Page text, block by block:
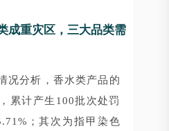
成重灾区，三大品类需
况分析，香水类产品的
累计产生100批次处罚
；其次为指甲染色